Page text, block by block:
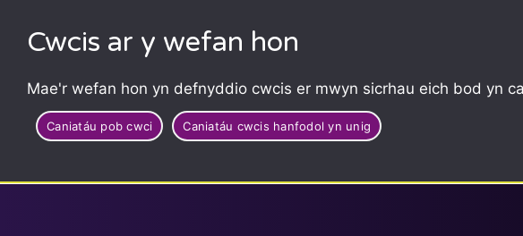
Cwcis ar y wefan hon
Mae'r wefan hon yn defnyddio cwcis er mwyn sicrhau eich bod yn
Caniatáu pob cwci Caniatáu cwcis hanfodol yn unig